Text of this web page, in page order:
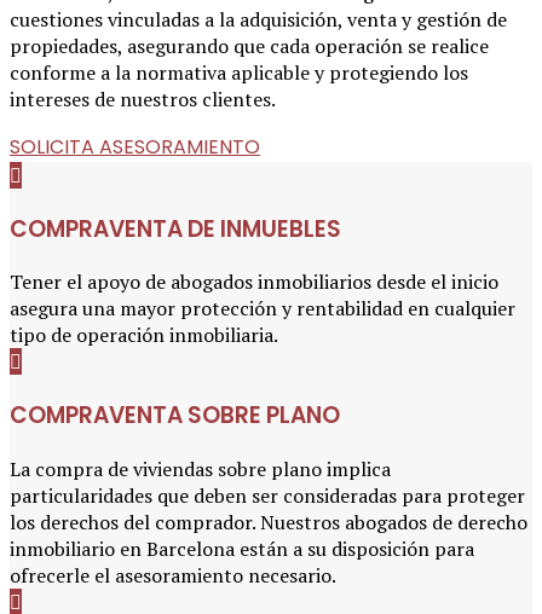
cuestiones vinculadas a la adquisición, venta y gestión de
propiedades, asegurando que cada operación se realice
conforme a la normativa aplicable y protegiendo los
intereses de nuestros clientes.
SOLICITA ASESORAMIENTO
COMPRAVENTA DE INMUEBLES
Tener el apoyo de abogados inmobiliarios desde el inicio
asegura una mayor protección y rentabilidad en cualquier
tipo de operación inmobiliaria.
COMPRAVENTA SOBRE PLANO
La compra de viviendas sobre plano implica
particularidades que deben ser consideradas para proteger
los derechos del comprador. Nuestros abogados de derecho
inmobiliario en Barcelona están a su disposición para
ofrecerle el asesoramiento necesario.